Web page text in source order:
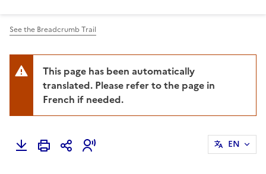
See the Breadcrumb Trail
This page has been automatically
translated. Please refer to the page in
French if needed.
EN